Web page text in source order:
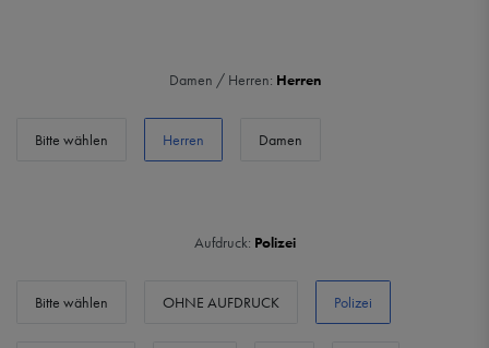
Damen / Herren: Herren
Bitte wählen Herren Damen
Aufdruck: Polizei
Bitte wählen OHNE AUFDRUCK Polizei